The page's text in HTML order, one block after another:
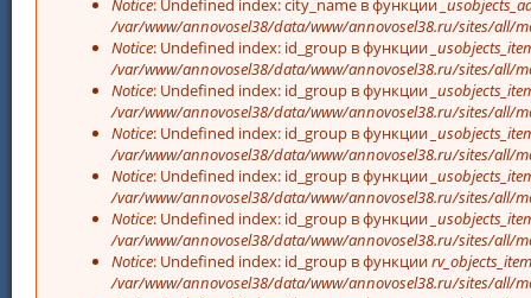
/var/www/annovosel38/data/www/annovosel38.ru/sites/all/
Notice: Undefined index: id_group в функции
/var/www/annovosel38/data/www/annovosel38.ru/sites/all/
Notice: Undefined index: id_group в функции
/var/www/annovosel38/data/www/annovosel38.ru/sites/all/
Notice: Undefined index: id_group в функции
/var/www/annovosel38/data/www/annovosel38.ru/sites/all/
Notice: Undefined index: id_group в функции
/var/www/annovosel38/data/www/annovosel38.ru/sites/all/
Notice: Undefined index: id_group в функции
/var/www/annovosel38/data/www/annovosel38.ru/sites/all/
Notice: Undefined index: id_group в функции
/var/www/annovosel38/data/www/annovosel38.ru/sites/all/